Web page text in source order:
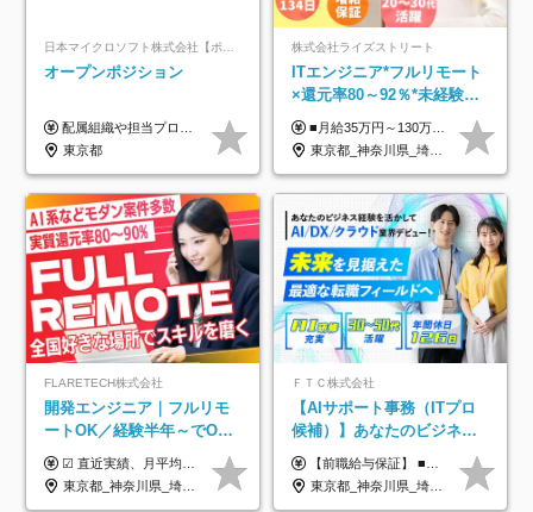
日本マイクロソフト株式会社【ポジションマッチ登録】
オープンポジション
配属組織や担当プロジェクトにより異なります。 ▼参考情報 ----------------------- 年俸650万～（1/12を月々支給） ※経験、能力を考慮の上、当社規定により優遇いたします。 ※時間外、休日出勤、深夜手当に対する賃金も基本年俸に含みます。
東京都
株式会社ライズストリート
ITエンジニア*フルリモート
×還元率80～92％*未経験歓
迎*年休134日*月給35万～*
定着率100%
■月給35万円～130万円＋賞与年2回＋各種手当 ※システムエンジニアの経験をお持ちの方は月給41万円以上＋賞与年2回（108万円～）＋手当 ■単価（年収）アップのチャンスは最大年12回 ※残業代は1分単位で100％全額支給。サービス残業などは一切ありません ※試用期間6ヵ月（試用期間中の待遇・給与に差はありません）
東京都_神奈川県_埼玉県_千葉県_大阪府_愛知県_北海道_青森県_岩手県_宮城県_秋田県_山形県_福島県_茨城県_栃木県_群馬県_新潟県_山梨県_長野県_富山県_石川県_福井県_静岡県_岐阜県_三重県_兵庫県_京都府_滋賀県_奈良県_和歌山県_広島県_岡山県_鳥取県_島根県_山口県_徳島県_香川県_愛媛県_高知県_福岡県_熊本県_佐賀県_長崎県_大分県_宮崎県_鹿児島県_沖縄県
FLARETECH株式会社
開発エンジニア｜フルリモ
ートOK／経験半年～でOK
／実質還元率80～90%／前
給保証／AI系など最先端案
件多数
☑︎ 直近実績、月平均17,000円の昇給 ☑︎ 前職給与100%保証 ☑︎ 実質還元率80～90% ☑︎ 待機時も給与は満額支給 月給35万円～70万円＋交通費など各種手当 ※想定年収：4,200,000円～10,560,000円 ※経験・能力等を考慮の上で決定します。 ※上記金額には、みなし残業手当（50時間分・104,000円～212,000円）を含みます。超過分は別途追加支給します。 ┗残業時間は月平均10時間、多い時でも20時間程度と安定しております ★単価連動型の給与体系ではないため、万が一待機になってもその間の給与は満額支給しています。 ＜1年間の昇給事例をご紹介！＞ ・20代/フロントエンドエンジニア：月給274,000円→月給362,000円（＋88,000円/月） ・20代/iOSエンジニア：月給237,000円→月給287,000円（＋50,000円/月） ・20代/Androidエンジニア：月給316,000円→月給374,000円（＋58,000円/月） ・30代/Javaエンジニア（上流）：月給340,000円→月給418,000円（＋78,000円/月） ・30代/PMO：月給340,000円→月給418,000円（＋78,000円/月）
東京都_神奈川県_埼玉県_千葉県_大阪府_愛知県_北海道_青森県_岩手県_宮城県_秋田県_山形県_福島県_茨城県_栃木県_群馬県_新潟県_山梨県_長野県_富山県_石川県_福井県_静岡県_岐阜県_三重県_兵庫県_京都府_滋賀県_奈良県_和歌山県_広島県_岡山県_鳥取県_島根県_山口県_徳島県_香川県_愛媛県_高知県_福岡県_熊本県_佐賀県_長崎県_大分県_宮崎県_鹿児島県_沖縄県
ＦＴＣ株式会社
【AIサポート事務（ITプロ
候補）】あなたのビジネス
経験をAI業界で活かす◆IT
未経験OK◆目指せるコンサ
ル
【前職給与保証】 ■未経験者： 月給30万円～35万円 ■ローキャリア（経験目安1年程度）： 月給35万円～40万円 ■経験者（経験目安3年以上）： 月給40万円～60万円 ■即戦力（経験目安5年以上）： 月給45万円～80万円 ※上記金額には固定残業代30時間分 【未経験者5万5000円～7万3000円、 ローキャリア6万4000円～7万3000円、 経験者5万8000円～10万9000円、 即戦力8万2000円～14万5000円】を含みます。 ※30時間を超える場合は追加で全額支給します。 ※経験・能力・前職給与などを総合的に評価したうえでご納得いただけるよう個別決定。 未経験者の場合、前職給与とポテンシャルを査定のうえ決定いたします。 ※日本国内でのIT業界経験、または同等の実務経験と能力に応じて決定します。 ※前職給与は日本円かつ、日本国内での実績に基づき評価します。 【納得の評価システム】 ★クォーター毎に査定する評価制度導入！ 明確な評価基準で翌年度年収を上げましょう！ ★評価対象期間に在籍中のほとんどの社員が昇給し 年収アップを実現しています！ ★様々なインセンティブ制度を用意し多角的に正当評価しています！ ※試用期間6カ月（期間中の待遇等に差異なし）
東京都_神奈川県_埼玉県_千葉県